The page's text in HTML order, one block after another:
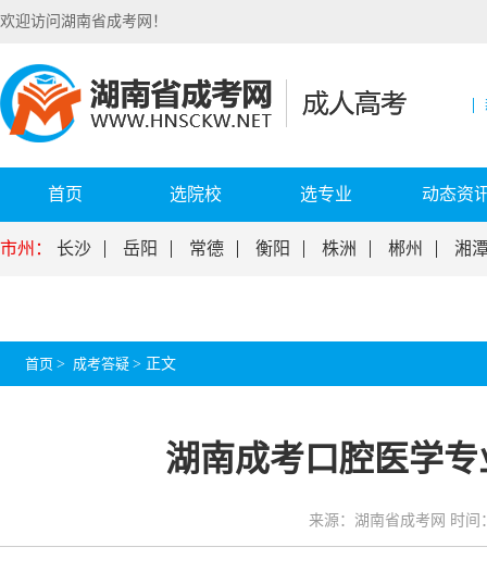
欢迎访问湖南省成考网！
首页 选院校 选专业 动态资
市州： 长沙 岳阳 常德 衡阳 株洲 郴州 湘
首页 > 成考答疑 > 正文
湖南成考口腔医学
来源：湖南省成考网 时间